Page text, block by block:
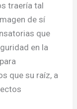
traería tal
de sí
que
en la
que su raíz, a